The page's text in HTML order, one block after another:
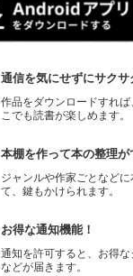
通信を気にせずにサクサ
作品をダウンロードすれ
こでも読書が楽しめます。
本棚を作って本の整理が
ジャンルや作家ごとなどに
て、鍵もかけられます。
お得な通知機能！
通知を許可すると、お得
などが届きます。